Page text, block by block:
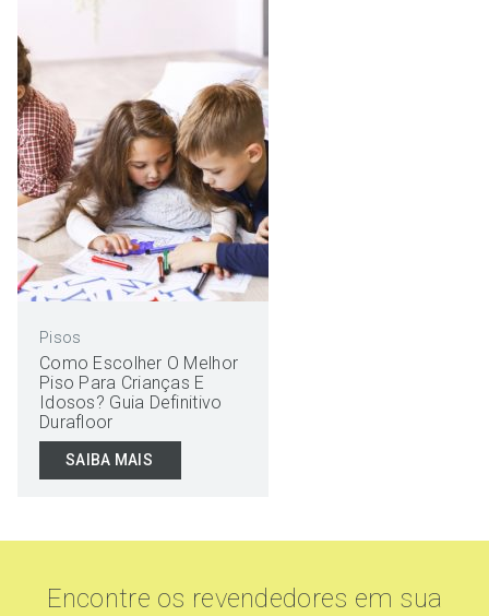
Pisos
Como Escolher O Melhor
Piso Para Crianças E
Idosos? Guia Definitivo
Durafloor
SAIBA MAIS
Encontre os revendedores em sua